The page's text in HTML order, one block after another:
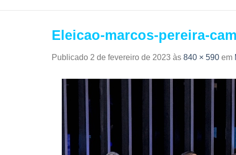
Eleicao-marcos-pereira-
Publicado 2 de fevereiro de 2023 às 840 × 590 em